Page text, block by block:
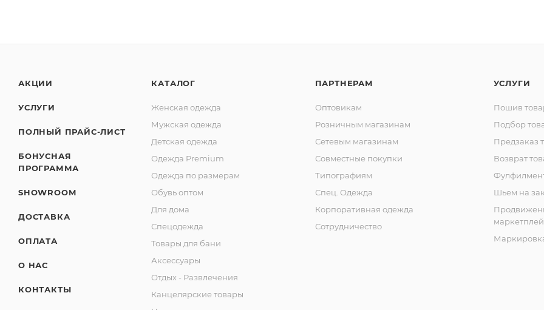
АКЦИИ
УСЛУГИ
ПОЛНЫЙ ПРАЙС-ЛИСТ
БОНУСНАЯ
ПРОГРАММА
SHOWROOM
ДОСТАВКА
ОПЛАТА
О НАС
КОНТАКТЫ
КАТАЛОГ
Женская одежда
Мужская одежда
Детская одежда
Одежда Premium
Одежда по размерам
Обувь оптом
Для дома
Спецодежда
Товары для бани
Аксессуары
Отдых - Развлечения
Канцелярские товары
ПАРТНЕРАМ
Оптовикам
Розничным магазинам
Сетевым магазинам
Совместные покупки
Типографиям
Спец. Одежда
Корпоративная одежда
Сотрудничество
УСЛУГИ
Пошив
Подбор
Предзаказ
Возврат
Шьем на